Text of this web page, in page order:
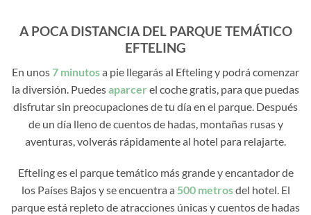
A POCA DISTANCIA DEL PARQUE TEMÁTICO
EFTELING
En unos7 minutosa pie llegarás al Efteling y podrá comenzar
la diversión. Puedesaparcer el coche gratis, para que puedas
disfrutar sin preocupaciones de tu día en el parque. Después
de un día lleno de cuentos de hadas, montañas rusas y
aventuras, volverás rápidamente al hotel para relajarte.
Efteling es el parque temático más grande y encantador de
los Países Bajos y se encuentra a 500 metrosdel hotel. El
parque está repleto de atracciones únicas y cuentos de hadas